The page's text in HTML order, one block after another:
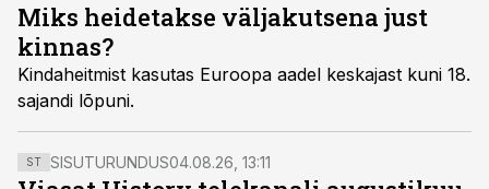
Miks heidetakse väljakutsena just
kinnas?
Kindaheitmist kasutas Euroopa aadel keskajast kuni 18.
sajandi lõpuni.
ST SISUTURUNDUS04.08.26, 13:11